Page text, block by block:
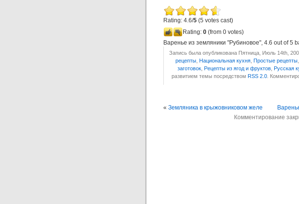
Rating: 4.6/5 (5 votes cast)
Rating: 0 (from 0 votes)
Варенье из земляники "Рубиновое", 4.6 out of5
Запись была опубликована Пятница, Июль 14th,
рецепты, Национальная кухня, Простые рецепты,
заготовок Рецепты из ягод и фруктов Русская
развитием темы посредством RSS 2.0 .
« Земляника в крыжовниковом желе
Комментирование